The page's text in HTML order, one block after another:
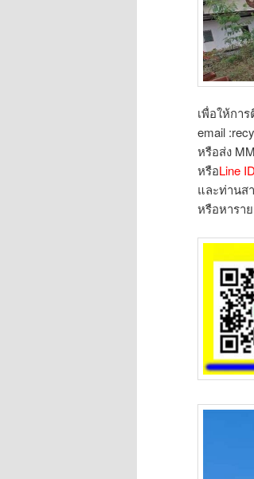
เพื่อให้กา
email
หรือส่ง
หรือLine
และท่านส
หรือหารา